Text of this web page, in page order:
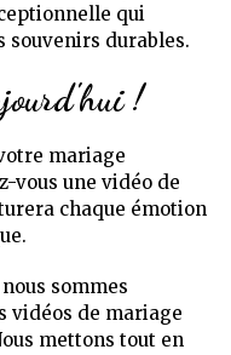
qui
souvenirs durables.
!
mariage
vous une vidéo de
chaque émotion
sommes
vidéos de mariage
mettons tout en